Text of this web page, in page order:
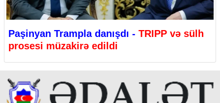
Paşinyan Trampla danışdı - TRIPP və sülh
prosesi müzakirə edildi